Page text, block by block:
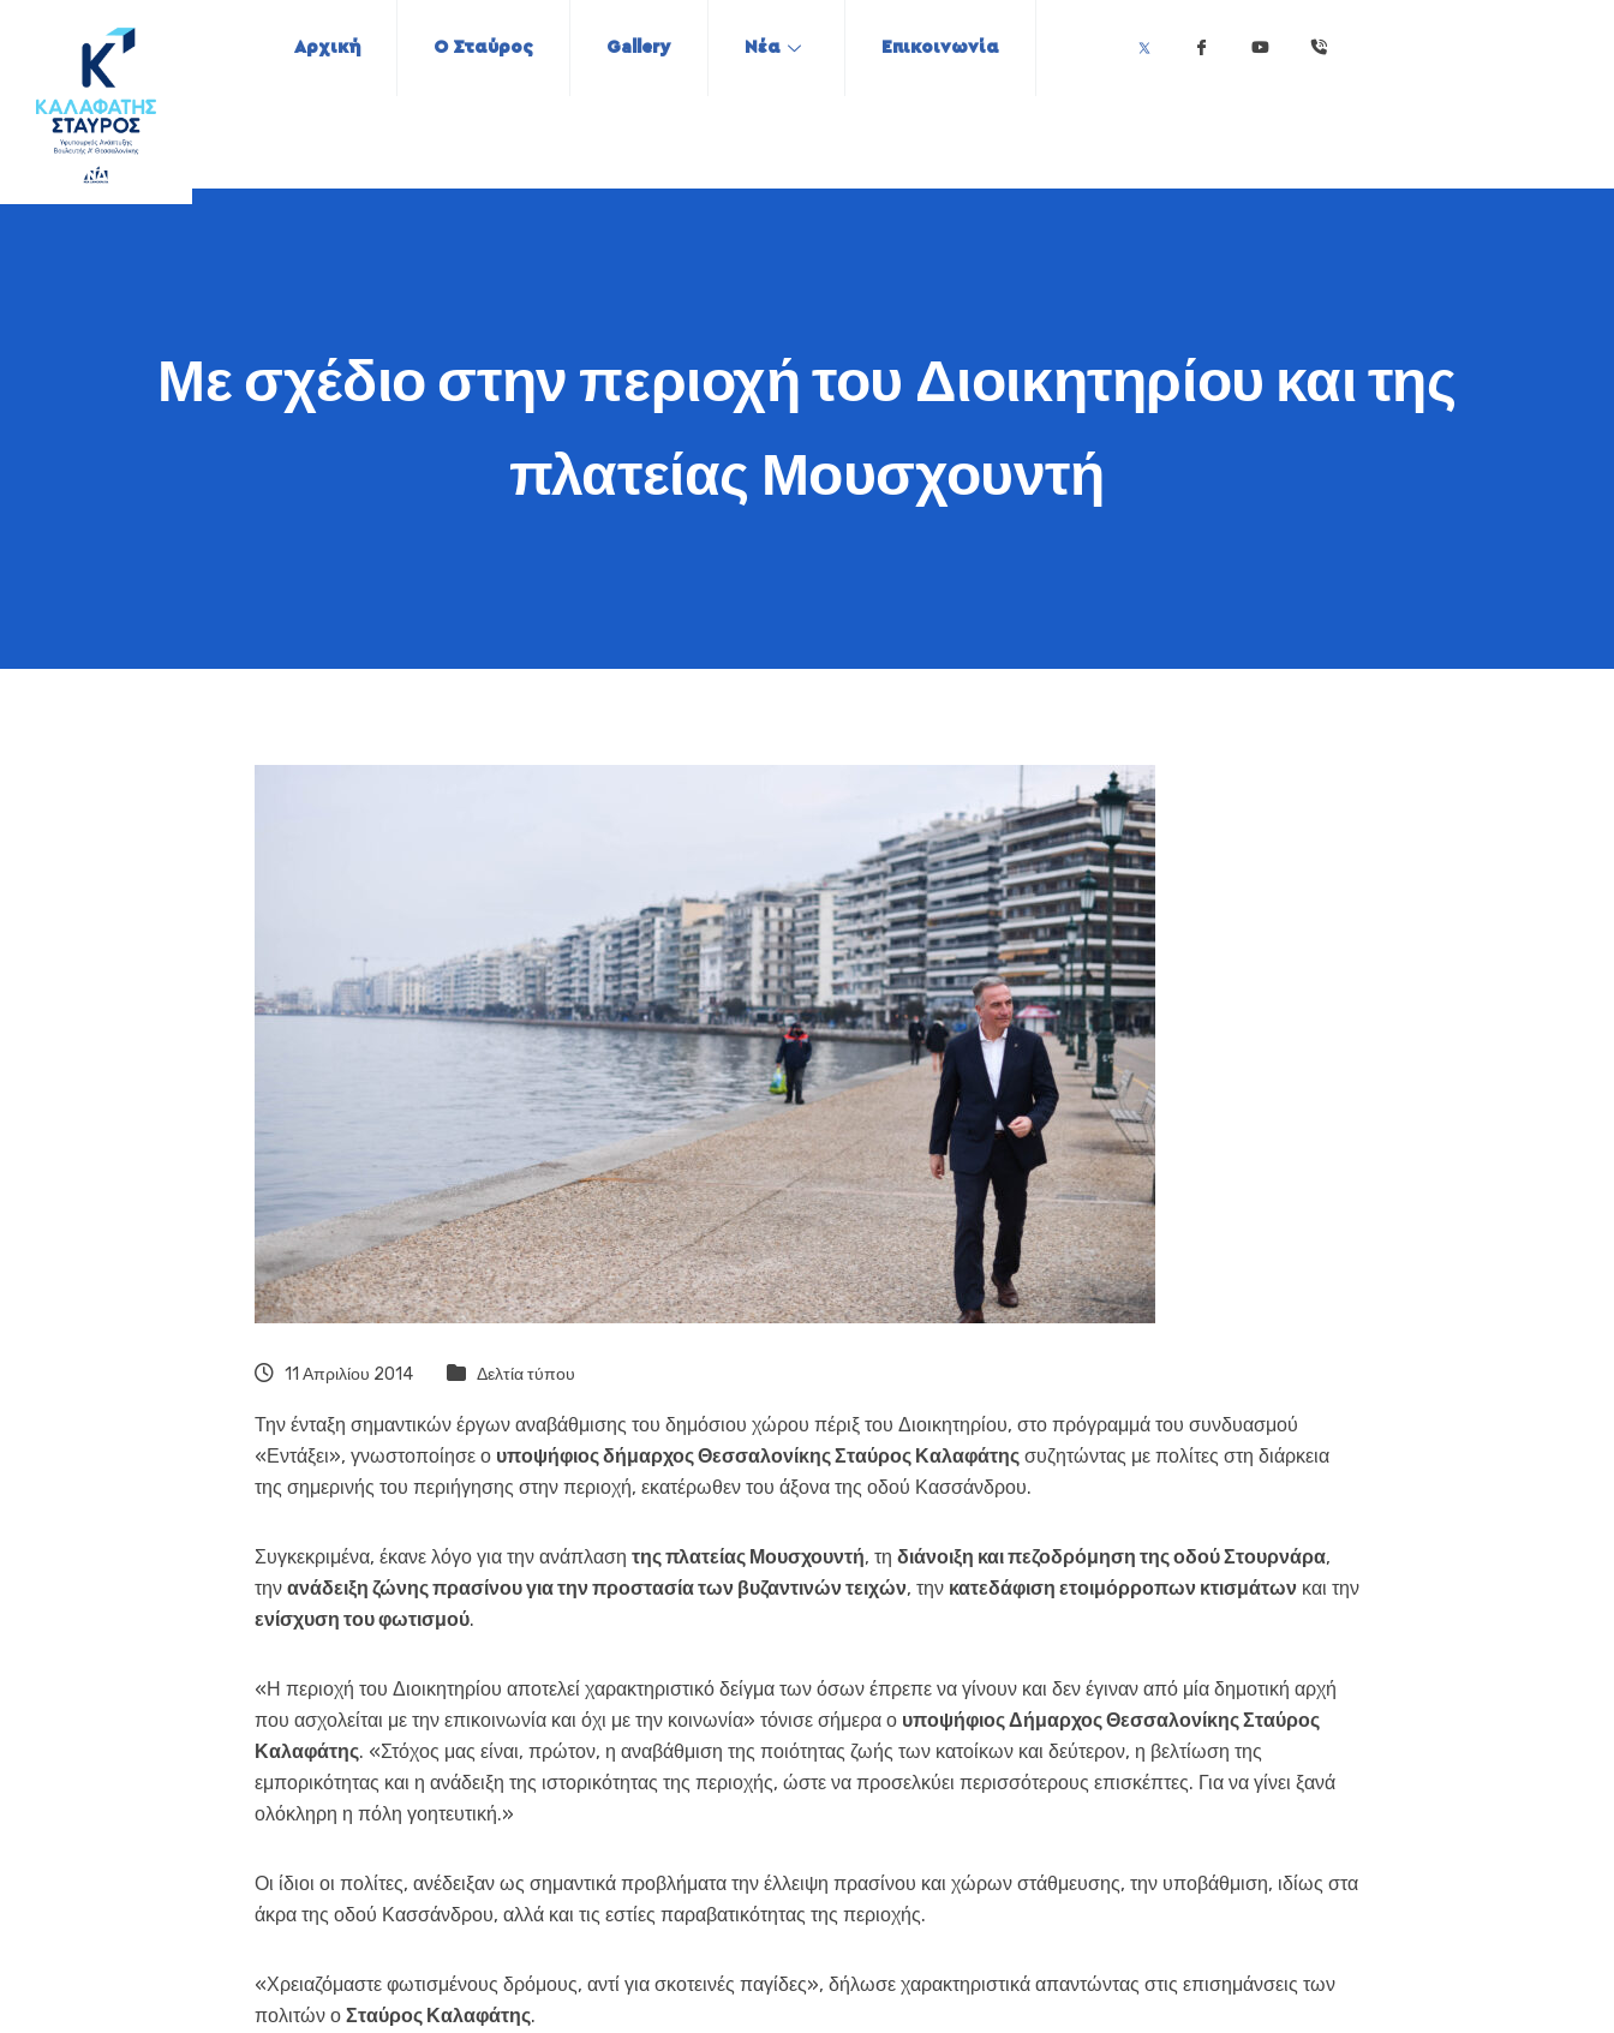
Αρχική Ο Σταύρος Gallery Νέα Επικοινωνία
Με σχέδιο στην περιοχή του Διοικητηρίου και της
πλατείας Μουσχουντή
11 Απριλίου 2014 Δελτία τύπου
Την ένταξη σημαντικών έργων αναβάθμισης του δημόσιου χώρου πέριξ του Διοικητηρίου, στο πρόγραμμά του συνδυασμού
«Εντάξει», γνωστοποίησε ο υποψήφιος δήμαρχος Θεσσαλονίκης Σταύρος Καλαφάτης συζητώντας με πολίτες στη διάρκεια
της σημερινής του περιήγησης στην περιοχή, εκατέρωθεν του άξονα της οδού Κασσάνδρου.
Συγκεκριμένα, έκανε λόγο για την ανάπλαση της πλατείας Μουσχουντή, τη διάνοιξη και πεζοδρόμηση της οδού Στουρνάρα,
την ανάδειξη ζώνης πρασίνου για την προστασία των βυζαντινών τειχών, την κατεδάφιση ετοιμόρροπων κτισμάτων και την
ενίσχυση του φωτισμού.
«Η περιοχή του Διοικητηρίου αποτελεί χαρακτηριστικό δείγμα των όσων έπρεπε να γίνουν και δεν έγιναν από μία δημοτική αρχή
που ασχολείται με την επικοινωνία και όχι με την κοινωνία» τόνισε σήμερα ο υποψήφιος Δήμαρχος Θεσσαλονίκης Σταύρος
Καλαφάτης. «Στόχος μας είναι, πρώτον, η αναβάθμιση της ποιότητας ζωής των κατοίκων και δεύτερον, η βελτίωση της
εμπορικότητας και η ανάδειξη της ιστορικότητας της περιοχής, ώστε να προσελκύει περισσότερους επισκέπτες. Για να γίνει ξανά
ολόκληρη η πόλη γοητευτική.»
Οι ίδιοι οι πολίτες, ανέδειξαν ως σημαντικά προβλήματα την έλλειψη πρασίνου και χώρων στάθμευσης, την υποβάθμιση, ιδίως στα
άκρα της οδού Κασσάνδρου, αλλά και τις εστίες παραβατικότητας της περιοχής.
«Χρειαζόμαστε φωτισμένους δρόμους, αντί για σκοτεινές παγίδες», δήλωσε χαρακτηριστικά απαντώντας στις επισημάνσεις των
πολιτών ο Σταύρος Καλαφάτης.